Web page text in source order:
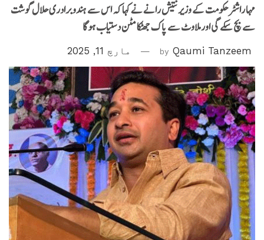
مہا راشٹرحکومت کے وزیر نتیش رانے نے کہا کہ اس سے ہندو برادری حلال گوشت
سے بچ سکے گی اور ملاوٹ سے پاک جھٹکا مٹن دستیاب ہوگا
by Qaumi Tanzeem مارچ 11, 2025